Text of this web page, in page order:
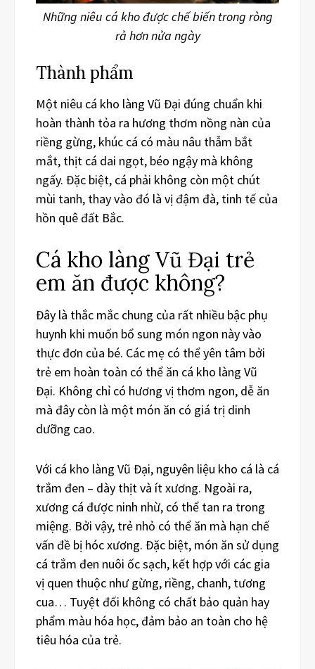
Những niêu cá kho được chế biến trong ròng
rả hơn nửa ngày
Thành phẩm
Một niêu cá kho làng Vũ Đại đúng chuẩn khi
hoàn thành tỏa ra hương thơm nồng nàn của
riềng gừng, khúc cá có màu nâu thẫm bắt
mắt, thịt cá dai ngọt, béo ngậy mà không
ngấy. Đặc biệt, cá phải không còn một chút
mùi tanh, thay vào đó là vị đậm đà, tinh tế của
hồn quê đất Bắc.
Cá kho làng Vũ Đại trẻ
em ăn được không?
Đây là thắc mắc chung của rất nhiều bậc phụ
huynh khi muốn bổ sung món ngon này vào
thực đơn của bé. Các mẹ có thể yên tâm bởi
trẻ em hoàn toàn có thể ăn cá kho làng Vũ
Đại. Không chỉ có hương vị thơm ngon, dễ ăn
mà đây còn là một món ăn có giá trị dinh
dưỡng cao.
Với cá kho làng Vũ Đại, nguyên liệu kho cá là cá
trắm đen – dày thịt và ít xương. Ngoài ra,
xương cá được ninh nhừ, có thể tan ra trong
miệng. Bởi vậy, trẻ nhỏ có thể ăn mà hạn chế
vấn đề bị hóc xương. Đặc biệt, món ăn sử dụng
cá trắm đen nuôi ốc sạch, kết hợp với các gia
vị quen thuộc như gừng, riềng, chanh, tương
cua… Tuyệt đối không có chất bảo quản hay
phẩm màu hóa học, đảm bảo an toàn cho hệ
tiêu hóa của trẻ.